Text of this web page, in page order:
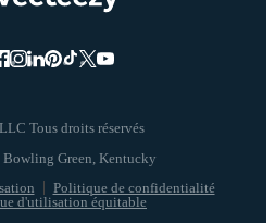
Tous droits réservés
Politique de confidentialité
d'utilisation équitable